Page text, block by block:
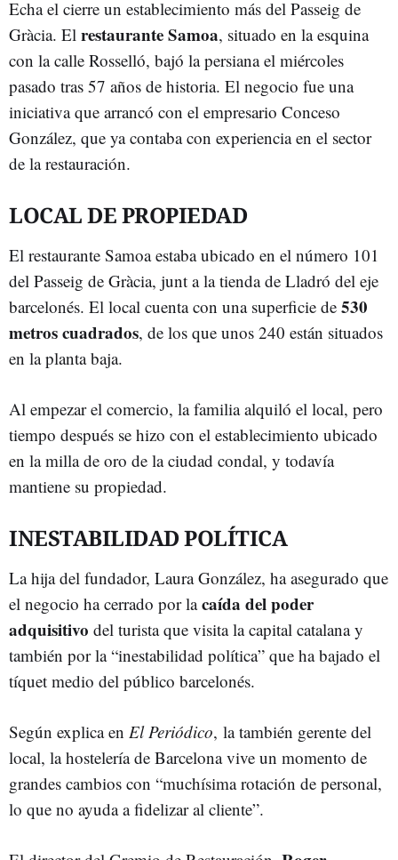
Echa el cierre un establecimiento más del Passeig de
Gràcia. El restaurante Samoa, situado en la esquina
con la calle Rosselló, bajó la persiana el miércoles
pasado tras 57 años de historia. El negocio fue una
iniciativa que arrancó con el empresario Conceso
González, que ya contaba con experiencia en el sector
de la restauración.
LOCAL DE PROPIEDAD
El restaurante Samoa estaba ubicado en el número 101
del Passeig de Gràcia, junt a la tienda de Lladró del eje
barcelonés. El local cuenta con una superficie de 530
metros cuadrados, de los que unos 240 están situados
en la planta baja.
Al empezar el comercio, la familia alquiló el local, pero
tiempo después se hizo con el establecimiento ubicado
en la milla de oro de la ciudad condal, y todavía
mantiene su propiedad.
INESTABILIDAD POLÍTICA
La hija del fundador, Laura González, ha asegurado que
el negocio ha cerrado por lacaída del poder
adquisitivo del turista que visita la capital catalana y
también por la “inestabilidad política” que ha bajado el
tíquet medio del público barcelonés.
Según explica en El Periódico, la también gerente del
local, la hostelería de Barcelona vive un momento de
grandes cambios con “muchísima rotación de personal,
lo que no ayuda a fidelizar al cliente”.